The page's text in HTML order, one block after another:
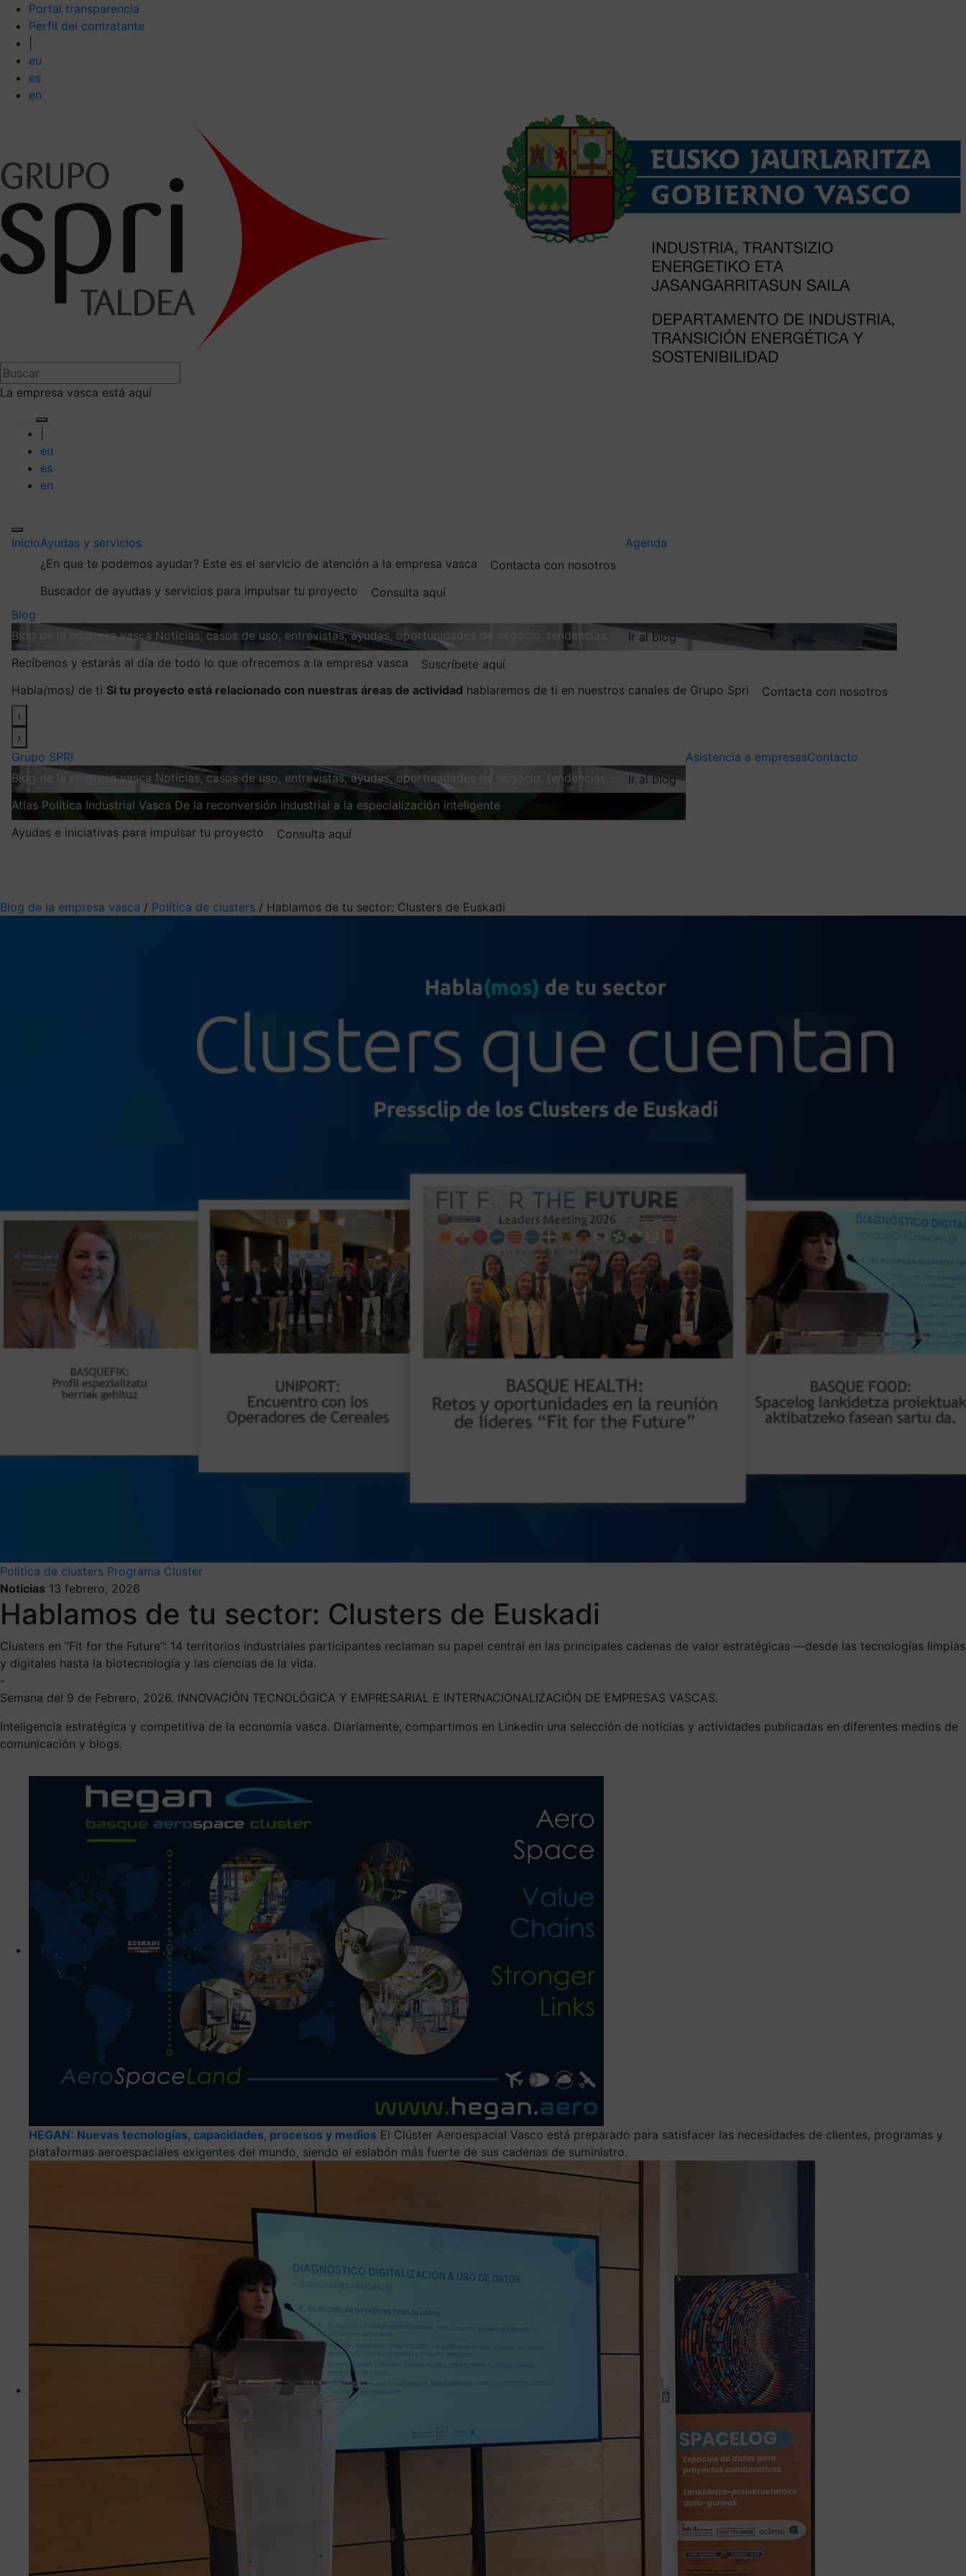
Portal transparencia
Perfil del contratante
eu
es
en
La empresa vasca está aquí
eu
es
en
InicioAyudas y servicios
¿En que te podemos ayudar? Este es el servicio de atención a la empresa vasca
Contacta con nosotros
Buscador de ayudas y servicios para impulsar tu proyecto
Consulta aquí
Agenda
Blog
Blog de la empresa vasca Noticias, casos de uso, entrevistas, ayudas, oportunidades de negocio, tendencias…
Ir al blog
Recíbenos y estarás al día de todo lo que ofrecemos a la empresa vasca
Suscríbete aquí
Habla(mos) de ti Si tu proyecto está relacionado con nuestras áreas de actividad hablaremos de ti en nuestros canales de Grupo Spri
Contacta con nosotros
‹
›
Grupo SPRI
Blog de la empresa vasca Noticias, casos de uso, entrevistas, ayudas, oportunidades de negocio, tendencias…
Ir al blog
Atlas Política Industrial Vasca De la reconversión industrial a la especialización inteligente
Ayudas e iniciativas para impulsar tu proyecto
Consulta aquí
Asistencia a empresasContacto
Blog de la empresa vasca / Política de clusters / Hablamos de tu sector: Clusters de Euskadi
Política de clusters Programa Cluster
Noticias 13 febrero, 2026
Hablamos de tu sector: Clusters de Euskadi
Clusters en “Fit for the Future”: 14 territorios industriales participantes reclaman su papel central en las principales cadenas de valor estratégicas —desde las tecnologías limpias
y digitales hasta la biotecnología y las ciencias de la vida.
-
Semana del 9 de Febrero, 2026. INNOVACIÓN TECNOLÓGICA Y EMPRESARIAL E INTERNACIONALIZACIÓN DE EMPRESAS VASCAS.
Inteligencia estratégica y competitiva de la economía vasca. Diariamente, compartimos en Linkedin una selección de noticias y actividades publicadas en diferentes medios de
comunicación y blogs.
HEGAN: Nuevas tecnologías, capacidades, procesos y medios El Clúster Aeroespacial Vasco está preparado para satisfacer las necesidades de clientes, programas y
plataformas aeroespaciales exigentes del mundo, siendo el eslabón más fuerte de sus cadenas de suministro.